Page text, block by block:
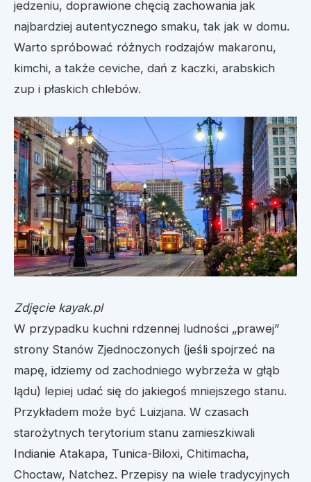
jedzeniu, doprawione chęcią zachowania jak
najbardziej autentycznego smaku, tak jak w domu.
Warto spróbować różnych rodzajów makaronu,
kimchi, a także ceviche, dań z kaczki, arabskich
zup i płaskich chlebów.
Zdjęcie kayak.pl
W przypadku kuchni rdzennej ludności „prawej”
strony Stanów Zjednoczonych (jeśli spojrzeć na
mapę, idziemy od zachodniego wybrzeża w głąb
lądu) lepiej udać się do jakiegoś mniejszego stanu.
Przykładem może być Luizjana. W czasach
starożytnych terytorium stanu zamieszkiwali
Indianie Atakapa, Tunica-Biloxi, Chitimacha,
Choctaw, Natchez. Przepisy na wiele tradycyjnych